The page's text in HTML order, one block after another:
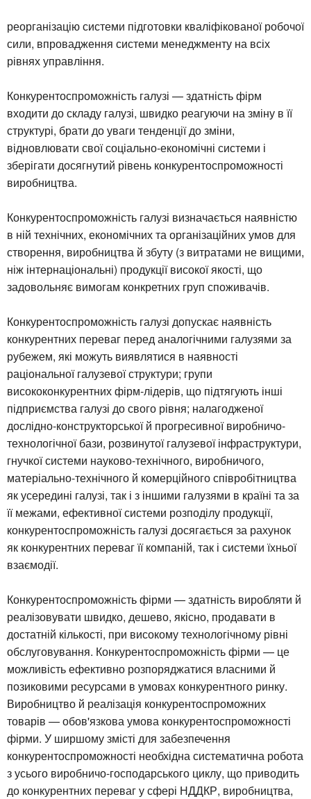
реорганізацію системи підготовки кваліфікованої робочої
сили, впровадження системи менеджменту на всіх
рівнях управління.
Конкурентоспроможність галузі — здатність фірм
входити до складу галузі, швидко реагуючи на зміну в її
структурі, брати до уваги тенденції до зміни,
відновлювати свої соціально-економічні системи і
зберігати досягнутий рівень конкурентоспроможності
виробництва.
Конкурентоспроможність галузі визначається наявністю
в ній технічних, економічних та організаційних умов для
створення, виробництва й збуту (з витратами не вищими,
ніж інтернаціональні) продукції високої якості, що
задовольняє вимогам конкретних груп споживачів.
Конкурентоспроможність галузі допускає наявність
конкурентних переваг перед аналогічними галузями за
рубежем, які можуть виявлятися в наявності
раціональної галузевої структури; групи
висококонкурентних фірм-лідерів, що підтягують інші
підприємства галузі до свого рівня; налагодженої
дослідно-конструкторської й прогресивної виробничо-
технологічної бази, розвинутої галузевої інфраструктури,
гнучкої системи науково-технічного, виробничого,
матеріально-технічного й комерційного співробітництва
як усередині галузі, так і з іншими галузями в країні та за
її межами, ефективної системи розподілу продукції,
конкурентоспроможність галузі досягається за рахунок
як конкурентних переваг її компаній, так і системи їхньої
взаємодії.
Конкурентоспроможність фірми — здатність виробляти й
реалізовувати швидко, дешево, якісно, продавати в
достатній кількості, при високому технологічному рівні
обслуговування. Конкурентоспроможність фірми — це
можливість ефективно розпоряджатися власними й
позиковими ресурсами в умовах конкурентного ринку.
Виробництво й реалізація конкурентоспроможних
товарів — обов'язкова умова конкурентоспроможності
фірми. У ширшому змісті для забезпечення
конкурентоспроможності необхідна систематична робота
з усього виробничо-господарського циклу, що приводить
до конкурентних переваг у сфері НДДКР, виробництва,